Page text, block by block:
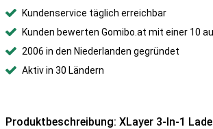
Kundenservice täglich erreichbar
Kunden bewerten Gomibo.at mit einer 10
2006 in den Niederlanden gegründet
Aktiv in 30 Ländern
Produktbeschreibung: XLayer 3-In-1